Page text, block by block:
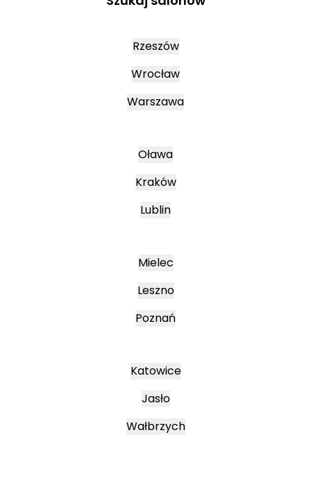
Rzeszów
Wrocław
Warszawa
Oława
Kraków
Lublin
Mielec
Leszno
Poznań
Katowice
Jasło
Wałbrzych